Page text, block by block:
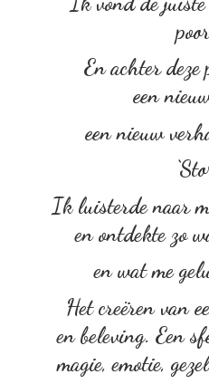
En achter
een
een nieuw
Ik luisterde naar
en ontdekte zo
en wat me
Het creëren van
en beleving. Een
magie, emotie,